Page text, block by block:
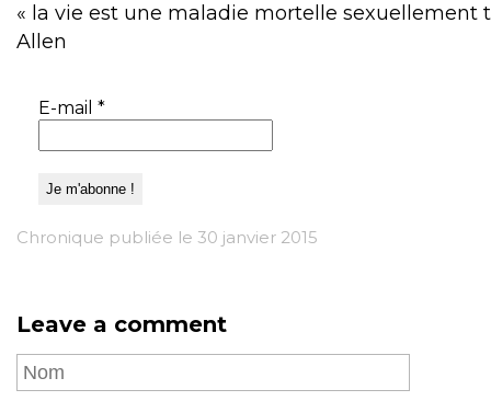
« la vie est une maladie mortelle sexuellement
Allen
E-mail *
Chronique publiée le 30 janvier 2015
Leave a comment